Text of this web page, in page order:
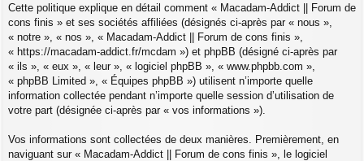
Cette politique explique en détail comment « Macadam-Addict || Forum de
cons finis » et ses sociétés affiliées (désignés ci-après par « nous »,
« notre », « nos », « Macadam-Addict || Forum de cons finis »,
« https://macadam-addict.fr/mcdam ») et phpBB (désigné ci-après par
« ils », « eux », « leur », « logiciel phpBB », « www.phpbb.com »,
« phpBB Limited », « Équipes phpBB ») utilisent n’importe quelle
information collectée pendant n’importe quelle session d’utilisation de
votre part (désignée ci-après par « vos informations »).
Vos informations sont collectées de deux manières. Premièrement, en
naviguant sur « Macadam-Addict || Forum de cons finis », le logiciel